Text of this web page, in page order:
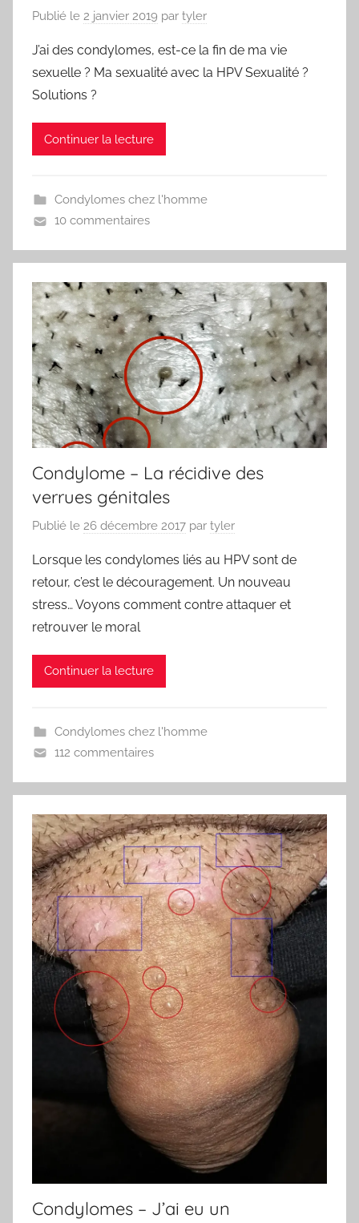
Publié le 2 janvier 2019 par tyler
J’ai des condylomes, est-ce la fin de ma vie
sexuelle ? Ma sexualité avec la HPV Sexualité ?
Solutions ?
Continuer la lecture
Condylomes chez l'homme
10 commentaires
Condylome – La récidive des
verrues génitales
Publié le 26 décembre 2017 par tyler
Lorsque les condylomes liés au HPV sont de
retour, c’est le découragement. Un nouveau
stress… Voyons comment contre attaquer et
retrouver le moral
Continuer la lecture
Condylomes chez l'homme
112 commentaires
Condylomes – J’ai eu un